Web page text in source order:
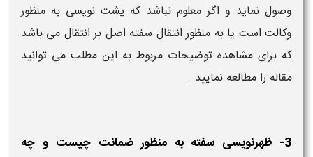
وصول نماید و اگر معلوم نباشد که پشت نویسی به منظور
وکالت است یا به منظور انتقال سفته اصل بر انتقال می باشد
که برای مشاهده توضیحات مربوط به این مطلب می توانید
مقاله را مطالعه نمایید .
3- ظهرنویسی سفته به منظور ضمانت چیست و چه